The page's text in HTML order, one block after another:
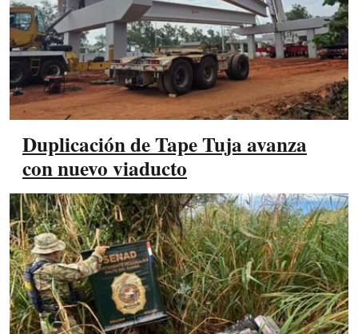
Duplicación de Tape Tuja avanza
con nuevo viaducto